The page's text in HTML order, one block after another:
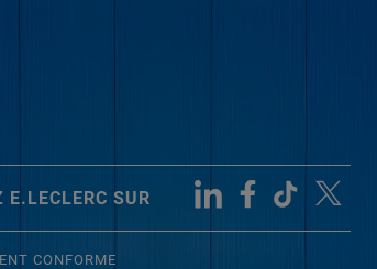
E.LECLERC SUR
CONFORME